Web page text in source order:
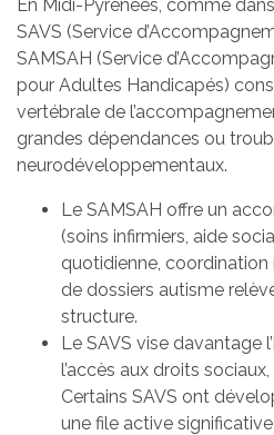
En Midi-Pyrénées, comme
SAVS (Service
SAMSAH (Service
pour Adultes Handicapés)
vertébrale de
grandes dépendances ou
neurodéveloppementaux.
Le SAMSAH offre un
(soins infirmiers, aide
quotidienne,
de dossiers autisme
structure.
Le SAVS vise davantage
l’accès aux droits
Certains SAVS ont
une file active